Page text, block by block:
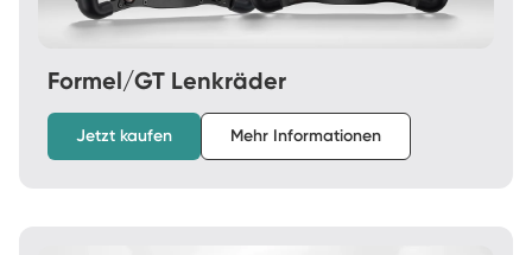
Formel/GT Lenkräder
Jetzt kaufen Mehr Informationen